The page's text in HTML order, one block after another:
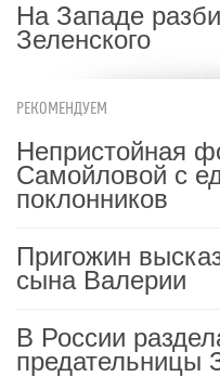
На Западе
Зеленского
РЕКОМЕНДУЕМ
Непристойная
Самойловой с
поклонников
Пригожин
сына Валерии
В России